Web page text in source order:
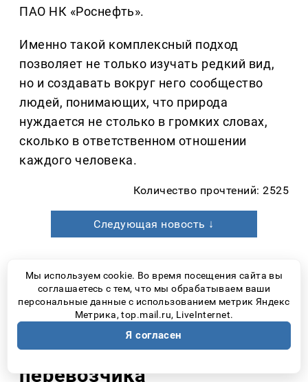
ПАО НК «Роснефть».
Именно такой комплексный подход
позволяет не только изучать редкий вид,
но и создавать вокруг него сообщество
людей, понимающих, что природа
нуждается не столько в громких словах,
сколько в ответственном отношении
каждого человека.
Количество прочтений: 2525
Следующая новость ↓
Новости Самары
Маршрут № 46 в Самаре
вновь остался без
перевозчика
Мы используем cookie. Во время посещения сайта вы
соглашаетесь с тем, что мы обрабатываем ваши
персональные данные с использованием метрик Яндекс
Метрика, top.mail.ru, LiveInternet.
Я согласен